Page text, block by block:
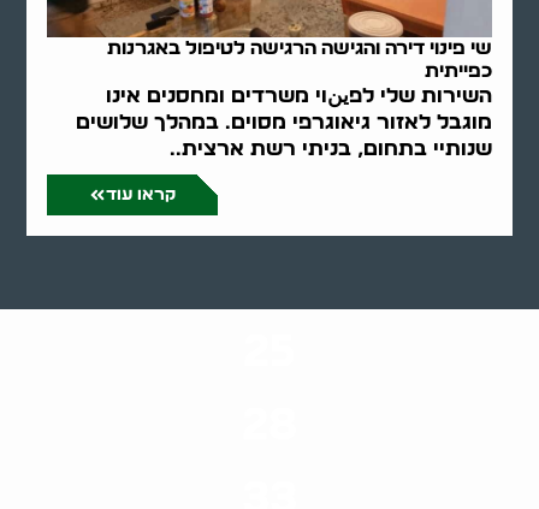
שי פינוי דירה והגישה הרגישה לטיפול באגרנות
כפייתית
השירות שלי לפينוי משרדים ומחסנים אינו
מוגבל לאזור גיאוגרפי מסוים. במהלך שלושים
שנותיי בתחום, בניתי רשת ארצית..
קראו עוד